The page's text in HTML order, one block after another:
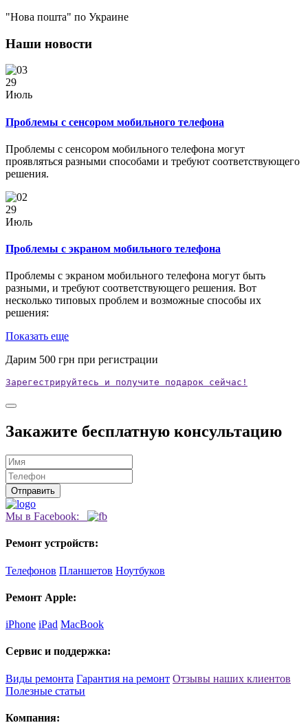
"Нова пошта" по Украине
Наши новости
29
Июль
Проблемы с сенсором мобильного телефона
Проблемы с сенсором мобильного телефона могут
проявляться разными способами и требуют соответствующего
решения.
29
Июль
Проблемы с экраном мобильного телефона
Проблемы с экраном мобильного телефона могут быть
разными, и требуют соответствующего решения. Вот
несколько типовых проблем и возможные способы их
решения:
Показать еще
Дарим 500 грн при регистрации
Зарегестрируйтесь и получите подарок сейчас!
Закажите бесплатную консультацию
Мы в Facebook:
Ремонт устройств:
Телефонов Планшетов Ноутбуков
Ремонт Apple:
iPhone iPad MacBook
Сервис и поддержка:
Виды ремонта Гарантия на ремонт Отзывы наших клиентов
Полезные статьи
Компания: